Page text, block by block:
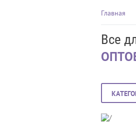
Главная
Все